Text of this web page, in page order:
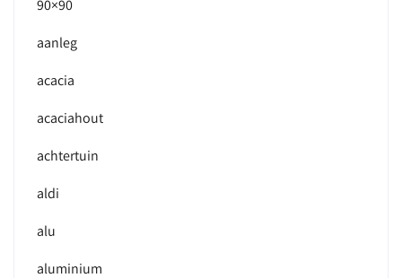
90×90
aanleg
acacia
acaciahout
achtertuin
aldi
alu
aluminium